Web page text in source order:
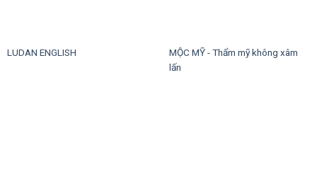
LUDAN ENGLISH
MỘC MỸ - Thẩm mỹ không xâm
lấn